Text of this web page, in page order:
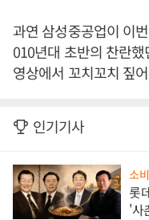
과연 삼성중공업이 이
010년대 초반의 찬란
영상에서 꼬치꼬치 짚
인기기사
소
롯
'사